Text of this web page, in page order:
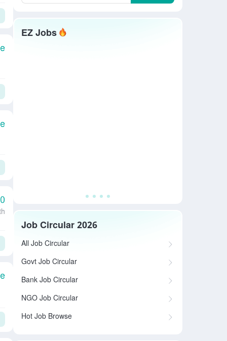
EZ Jobs
Job Circular 2026
All Job Circular
Govt Job Circular
Bank Job Circular
NGO Job Circular
Hot Job Browse